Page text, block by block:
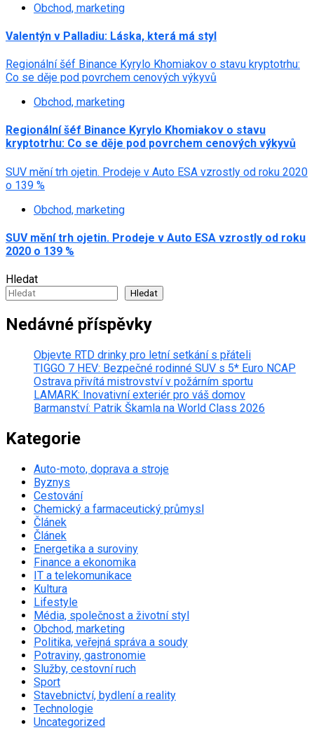
Obchod, marketing
Valentýn v Palladiu: Láska, která má styl
Regionální šéf Binance Kyrylo Khomiakov o stavu kryptotrhu:
Co se děje pod povrchem cenových výkyvů
Obchod, marketing
Regionální šéf Binance Kyrylo Khomiakov o stavu
kryptotrhu: Co se děje pod povrchem cenových výkyvů
SUV mění trh ojetin. Prodeje v Auto ESA vzrostly od roku 2020
o 139 %
Obchod, marketing
SUV mění trh ojetin. Prodeje v Auto ESA vzrostly od roku
2020 o 139 %
Hledat
Hledat
Nedávné příspěvky
Objevte RTD drinky pro letní setkání s přáteli
TIGGO 7 HEV: Bezpečné rodinné SUV s 5* Euro NCAP
Ostrava přivítá mistrovství v požárním sportu
LAMARK: Inovativní exteriér pro váš domov
Barmanství: Patrik Škamla na World Class 2026
Kategorie
Auto-moto, doprava a stroje
Byznys
Cestování
Chemický a farmaceutický průmysl
Článek
Článek
Energetika a suroviny
Finance a ekonomika
IT a telekomunikace
Kultura
Lifestyle
Média, společnost a životní styl
Obchod, marketing
Politika, veřejná správa a soudy
Potraviny, gastronomie
Služby, cestovní ruch
Sport
Stavebnictví, bydlení a reality
Technologie
Uncategorized